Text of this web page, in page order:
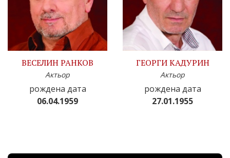
ВЕСЕЛИН РАНКОВ
Актьор
рождена дата
06.04.1959
ГЕОРГИ КАДУРИН
Актьор
рождена дата
27.01.1955